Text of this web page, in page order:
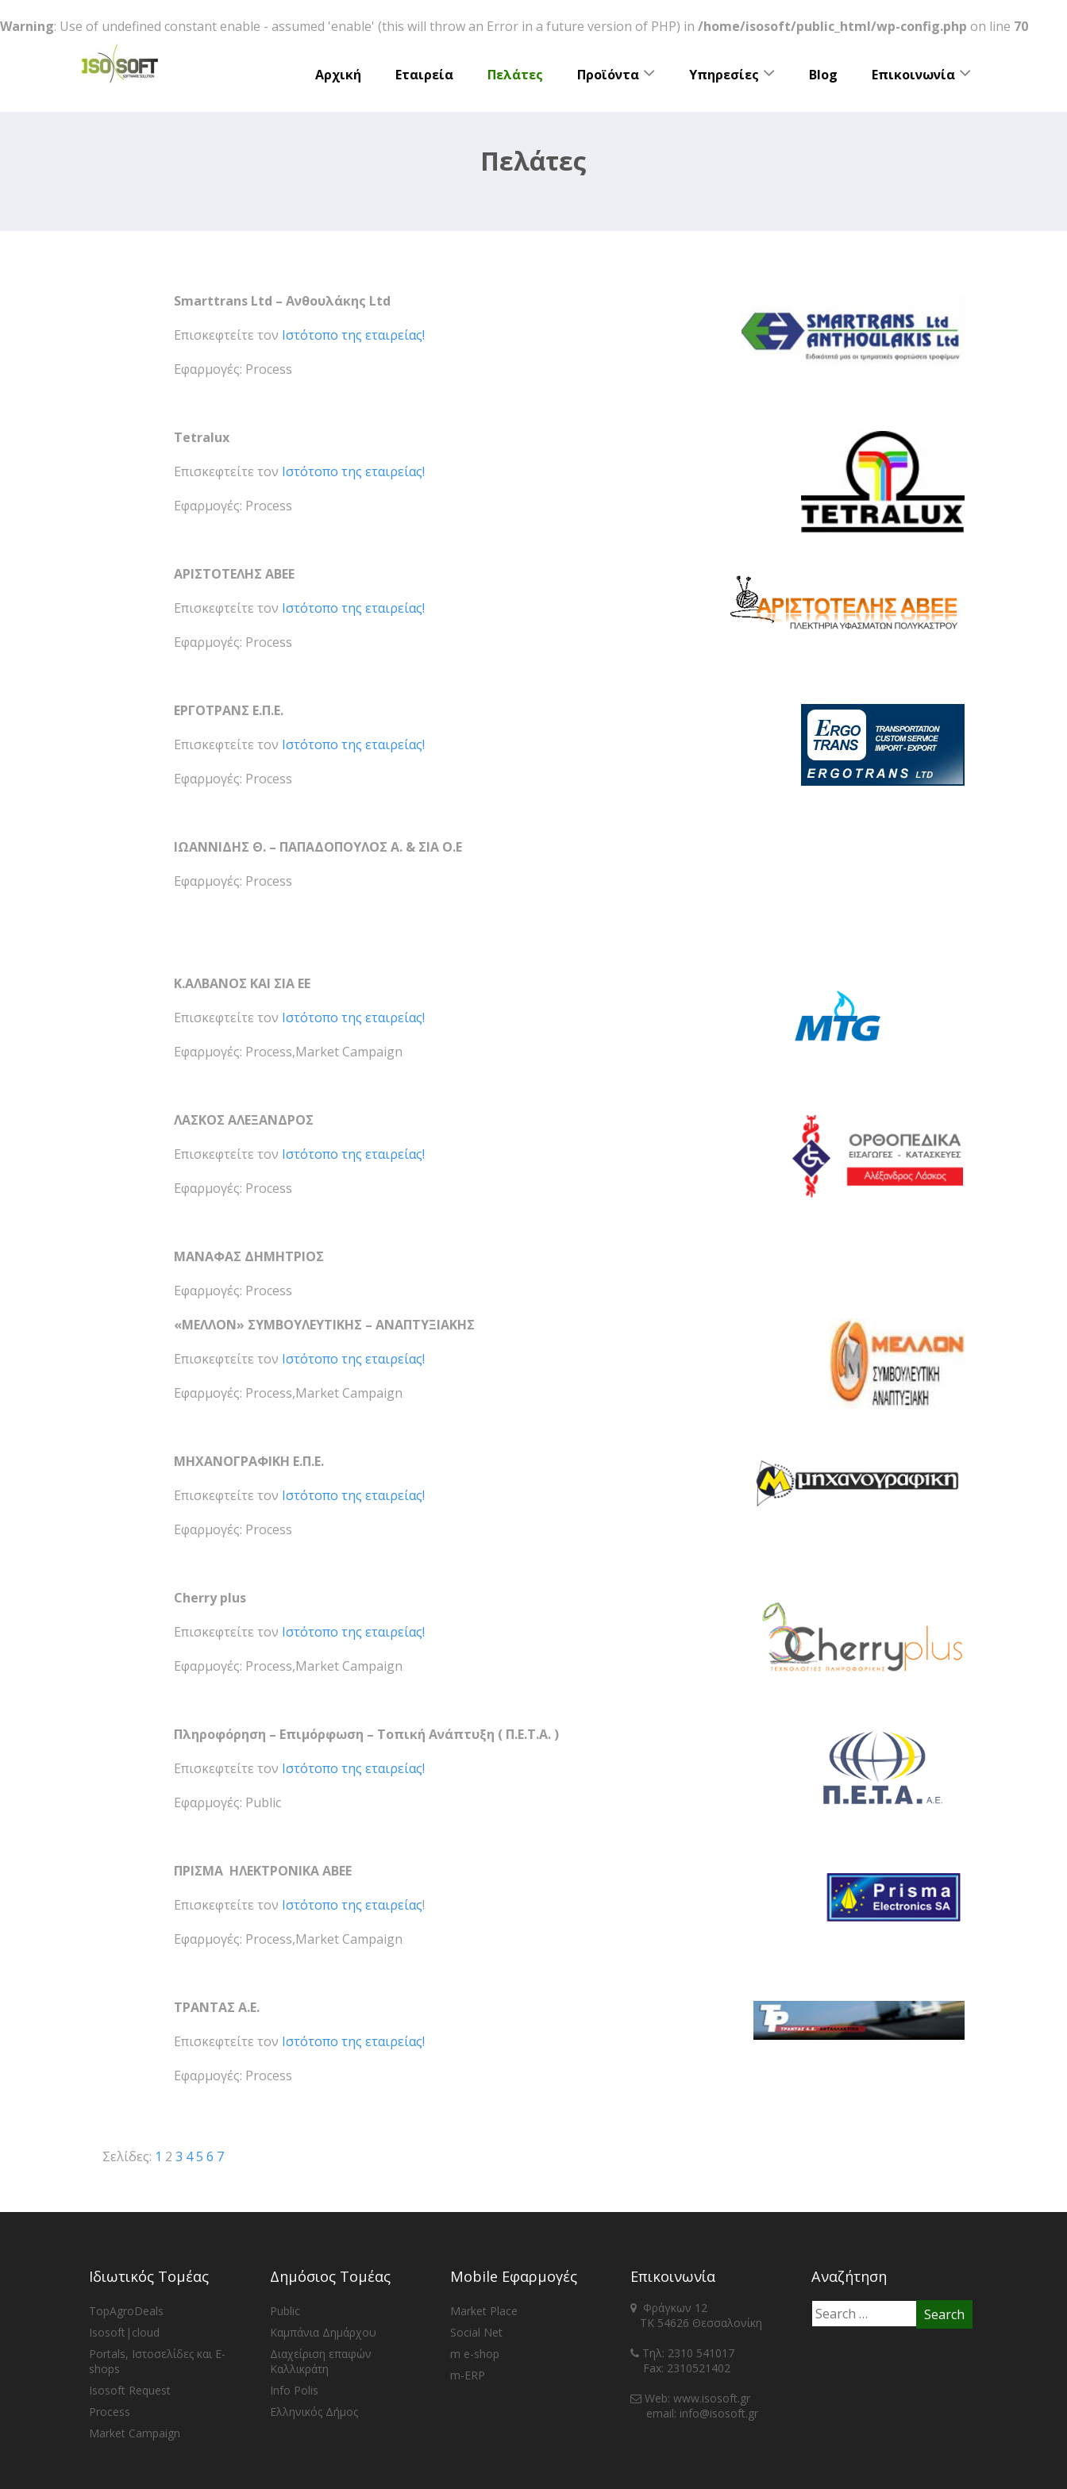
Warning: Use of undefined constant enable - assumed 'enable' (this will throw an Error in a future version of PHP) in /home/isosoft/public_html/wp-config.php on line 70
Αρχική Εταιρεία Πελάτες Προϊόντα Υπηρεσίες Blog Επικοινωνία
Πελάτες
Smarttrans Ltd – Ανθουλάκης Ltd
Επισκεφτείτε τον Ιστότοπο της εταιρείας!
Εφαρμογές: Process
Tetralux
Επισκεφτείτε τον Ιστότοπο της εταιρείας!
Εφαρμογές: Process
ΑΡΙΣΤΟΤΕΛΗΣ ΑΒΕΕ
Επισκεφτείτε τον Ιστότοπο της εταιρείας!
Εφαρμογές: Process
ΕΡΓΟΤΡΑΝΣ Ε.Π.Ε.
Επισκεφτείτε τον Ιστότοπο της εταιρείας!
Εφαρμογές: Process
ΙΩΑΝΝΙΔΗΣ Θ. – ΠΑΠΑΔΟΠΟΥΛΟΣ Α. & ΣΙΑ Ο.Ε
Εφαρμογές: Process
Κ.ΑΛΒΑΝΟΣ ΚΑΙ ΣΙΑ ΕΕ
Επισκεφτείτε τον Ιστότοπο της εταιρείας!
Εφαρμογές: Process,Market Campaign
ΛΑΣΚΟΣ ΑΛΕΞΑΝΔΡΟΣ
Επισκεφτείτε τον Ιστότοπο της εταιρείας!
Εφαρμογές: Process
ΜΑΝΑΦΑΣ ΔΗΜΗΤΡΙΟΣ
Εφαρμογές: Process
«ΜΕΛΛΟΝ» ΣΥΜΒΟΥΛΕΥΤΙΚΗΣ – ΑΝΑΠΤΥΞΙΑΚΗΣ
Επισκεφτείτε τον Ιστότοπο της εταιρείας!
Εφαρμογές: Process,Market Campaign
ΜΗΧΑΝΟΓΡΑΦΙΚΗ Ε.Π.Ε.
Επισκεφτείτε τον Ιστότοπο της εταιρείας!
Εφαρμογές: Process
Cherry plus
Επισκεφτείτε τον Ιστότοπο της εταιρείας!
Εφαρμογές: Process,Market Campaign
Πληροφόρηση – Επιμόρφωση – Τοπική Ανάπτυξη ( Π.Ε.Τ.Α. )
Επισκεφτείτε τον Ιστότοπο της εταιρείας!
Εφαρμογές: Public
ΠΡΙΣΜΑ ΗΛΕΚΤΡΟΝΙΚΑ ΑΒΕΕ
Επισκεφτείτε τον Ιστότοπο της εταιρείας!
Εφαρμογές: Process,Market Campaign
ΤΡΑΝΤΑΣ Α.Ε.
Επισκεφτείτε τον Ιστότοπο της εταιρείας!
Εφαρμογές: Process
Σελίδες: 1 2 3 45 6 7
Ιδιωτικός Τομέας
TopAgroDeals
Isosoft|cloud
Portals, Ιστοσελίδες και E-
shops
Isosoft Request
Process
Market Campaign
Δημόσιος Τομέας
Public
Καμπάνια Δημάρχου
Διαχείριση επαφών
Καλλικράτη
Info Polis
Ελληνικός Δήμος
Mobile Εφαρμογές
Market Place
Social Net
m e-shop
m-ERP
Επικοινωνία
Φράγκων 12
ΤΚ 54626 Θεσσαλονίκη
Τηλ: 2310 541017
Fax: 2310521402
Web: www.isosoft.gr
email: info@isosoft.gr
Αναζήτηση